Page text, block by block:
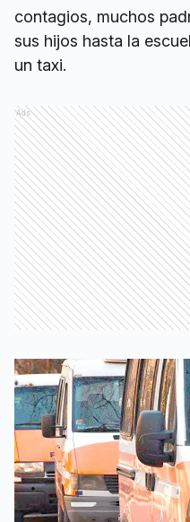
contagios, muchos
sus hijos hasta la
un taxi.
Ads